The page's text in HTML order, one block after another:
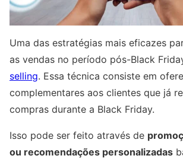
Uma das estratégias mais eficazes
as vendas no período pós-Black
selling. Essa técnica consiste em
complementares aos clientes que já
compras durante a Black Friday.
Isso pode ser feito através de
ou recomendações personalizadas